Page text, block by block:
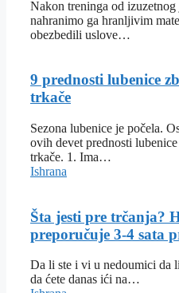
Nakon treninga od
nahranimo ga hranljivim
obezbedili uslove…
9 prednosti lubenice
trkače
Sezona lubenice je počela.
ovih devet prednosti
trkače. 1. Ima…
Ishrana
Šta jesti pre trčanja?
preporučuje 3-4 sata
Da li ste i vi u nedoumici da
da ćete danas ići na…